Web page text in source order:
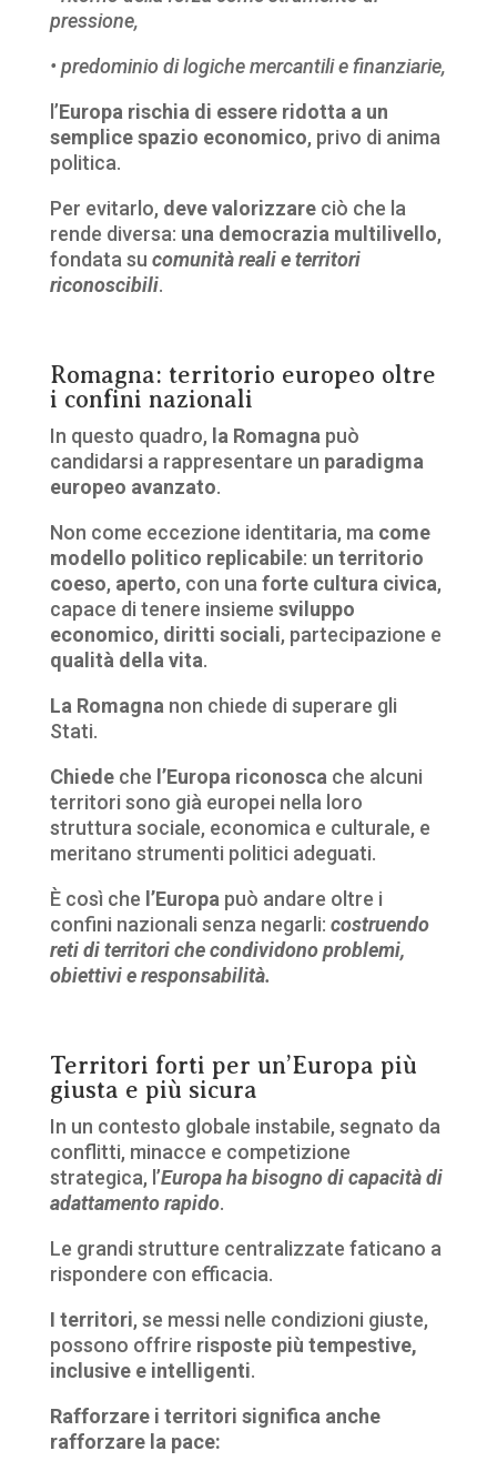
pressione,
• predominio di logiche mercantili e finanziarie,
l’Europa rischia di essere ridotta a un
semplice spazio economico, privo di anima
politica.
Per evitarlo, deve valorizzareciò che la
rende diversa: una democrazia multilivello,
fondata su comunità reali e territori
riconoscibili.
Romagna: territorio europeo oltre
i confini nazionali
In questo quadro, la Romagnapuò
candidarsi a rappresentare un paradigma
europeo avanzato.
Non come eccezione identitaria, ma come
modello politico replicabile: un territorio
coeso, aperto, con unaforte cultura civica,
capace di tenere insieme sviluppo
economico, diritti sociali, partecipazione e
qualità della vita.
La Romagnanon chiede di superare gli
Stati.
Chiedeche l’Europa riconoscache alcuni
territori sono già europei nella loro
struttura sociale, economica e culturale, e
meritano strumenti politici adeguati.
È così che l’Europapuò andare oltre i
confini nazionali senza negarli: costruendo
reti di territori che condividono problemi,
obiettivi e responsabilità.
Territori forti per un’Europa più
giusta e più sicura
In un contesto globale instabile, segnato da
conflitti, minacce e competizione
strategica, l’Europa ha bisogno di capacità di
adattamento rapido.
Le grandi strutture centralizzate faticano a
rispondere con efficacia.
I territori, se messi nelle condizioni giuste,
possono offrire risposte più tempestive,
inclusive e intelligenti.
Rafforzare i territori significa anche
rafforzare la pace: